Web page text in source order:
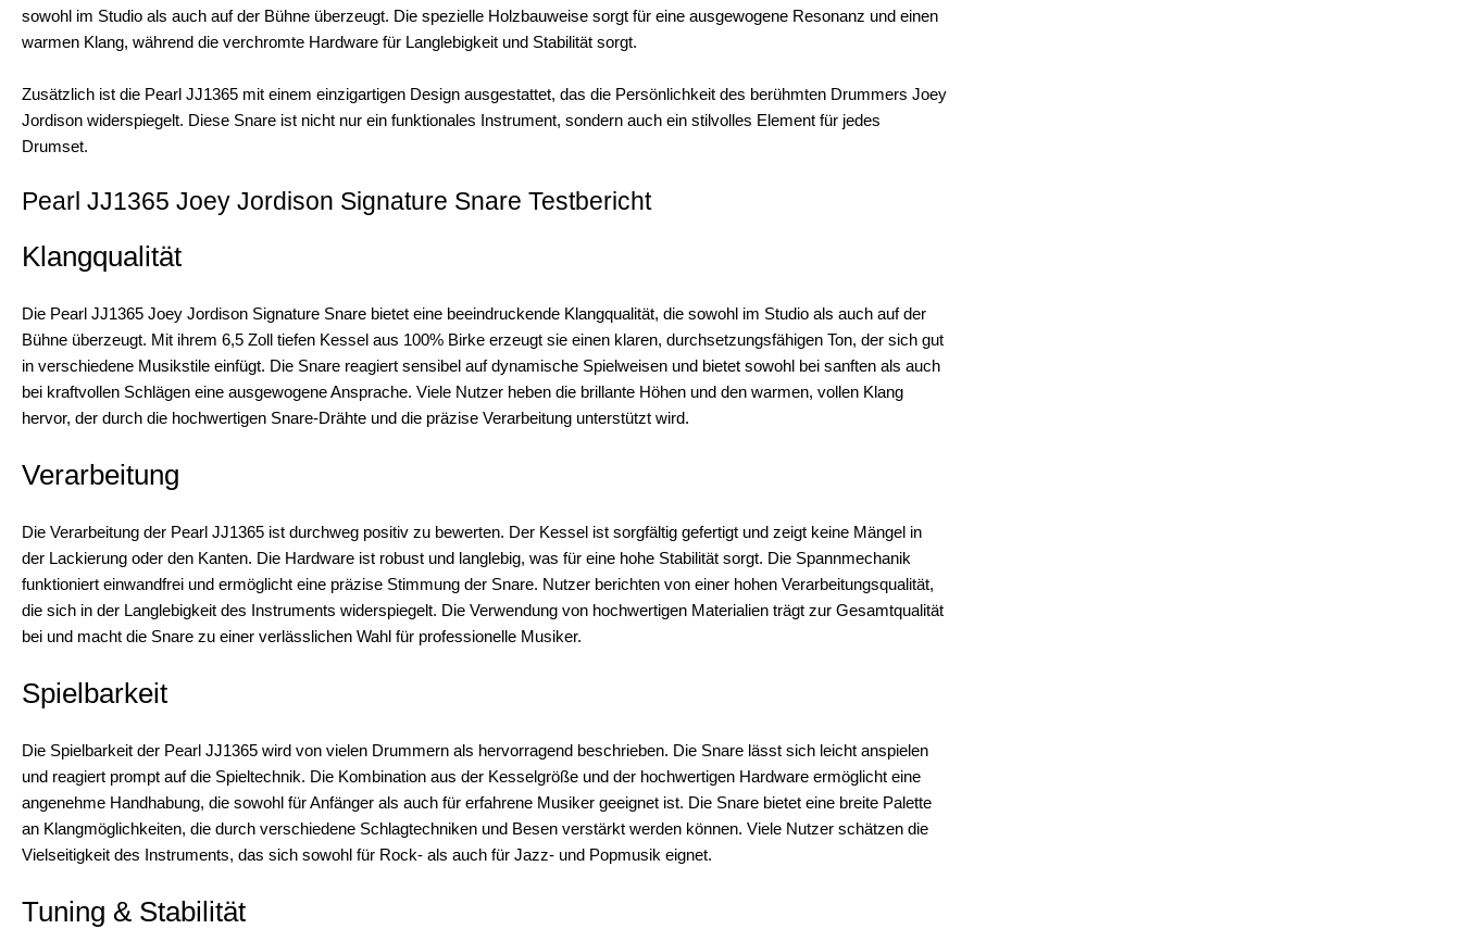
sowohl im Studio als auch auf der Bühne überzeugt. Die spezielle Holzbauweise sorgt für eine ausgewogene Resonanz und einen
warmen Klang, während die verchromte Hardware für Langlebigkeit und Stabilität sorgt.
Zusätzlich ist die Pearl JJ1365 mit einem einzigartigen Design ausgestattet, das die Persönlichkeit des berühmten Drummers Joey
Jordison widerspiegelt. Diese Snare ist nicht nur ein funktionales Instrument, sondern auch ein stilvolles Element für jedes
Drumset.
Pearl JJ1365 Joey Jordison Signature Snare Testbericht
Klangqualität
Die Pearl JJ1365 Joey Jordison Signature Snare bietet eine beeindruckende Klangqualität, die sowohl im Studio als auch auf der
Bühne überzeugt. Mit ihrem 6,5 Zoll tiefen Kessel aus 100% Birke erzeugt sie einen klaren, durchsetzungsfähigen Ton, der sich gut
in verschiedene Musikstile einfügt. Die Snare reagiert sensibel auf dynamische Spielweisen und bietet sowohl bei sanften als auch
bei kraftvollen Schlägen eine ausgewogene Ansprache. Viele Nutzer heben die brillante Höhen und den warmen, vollen Klang
hervor, der durch die hochwertigen Snare-Drähte und die präzise Verarbeitung unterstützt wird.
Verarbeitung
Die Verarbeitung der Pearl JJ1365 ist durchweg positiv zu bewerten. Der Kessel ist sorgfältig gefertigt und zeigt keine Mängel in
der Lackierung oder den Kanten. Die Hardware ist robust und langlebig, was für eine hohe Stabilität sorgt. Die Spannmechanik
funktioniert einwandfrei und ermöglicht eine präzise Stimmung der Snare. Nutzer berichten von einer hohen Verarbeitungsqualität,
die sich in der Langlebigkeit des Instruments widerspiegelt. Die Verwendung von hochwertigen Materialien trägt zur Gesamtqualität
bei und macht die Snare zu einer verlässlichen Wahl für professionelle Musiker.
Spielbarkeit
Die Spielbarkeit der Pearl JJ1365 wird von vielen Drummern als hervorragend beschrieben. Die Snare lässt sich leicht anspielen
und reagiert prompt auf die Spieltechnik. Die Kombination aus der Kesselgröße und der hochwertigen Hardware ermöglicht eine
angenehme Handhabung, die sowohl für Anfänger als auch für erfahrene Musiker geeignet ist. Die Snare bietet eine breite Palette
an Klangmöglichkeiten, die durch verschiedene Schlagtechniken und Besen verstärkt werden können. Viele Nutzer schätzen die
Vielseitigkeit des Instruments, das sich sowohl für Rock- als auch für Jazz- und Popmusik eignet.
Tuning & Stabilität